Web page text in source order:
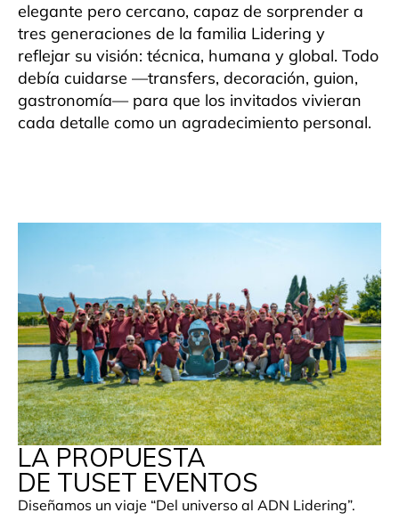
elegante pero cercano, capaz de sorprender a
tres generaciones de la familia Lidering y
reflejar su visión: técnica, humana y global. Todo
debía cuidarse —transfers, decoración, guion,
gastronomía— para que los invitados vivieran
cada detalle como un agradecimiento personal.
LA PROPUESTA
DE TUSET EVENTOS
Diseñamos un viaje “Del universo al ADN Lidering”.